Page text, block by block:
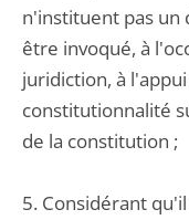
n'instituent pas un
être invoqué, à
juridiction, à
constitutionnalité
de la constitution ;
5. Considérant